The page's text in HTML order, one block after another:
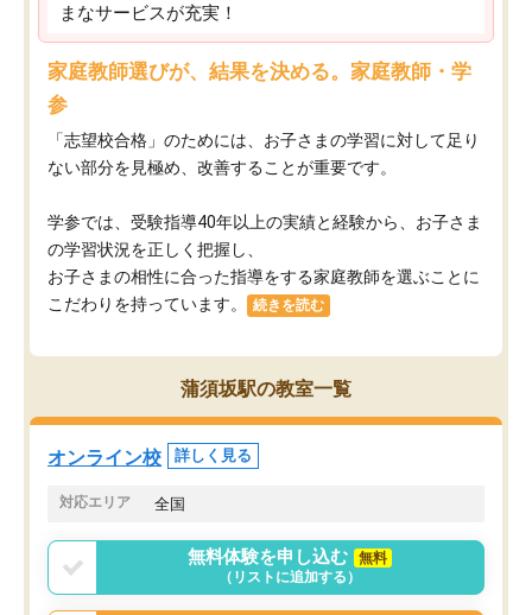
まなサービスが充実！
家庭教師選びが、結果を決める。家庭教師・学
参
「志望校合格」のためには、お子さまの学習に対して足り
ない部分を見極め、改善することが重要です。
学参では、受験指導40年以上の実績と経験から、お子さま
の学習状況を正しく把握し、
お子さまの相性に合った指導をする家庭教師を選ぶことに
こだわりを持っています。
続きを読む
蒲須坂駅の教室一覧
オンライン校 詳しく見る
対応エリア 全国
無料体験を申し込む
無料
（リストに追加する）